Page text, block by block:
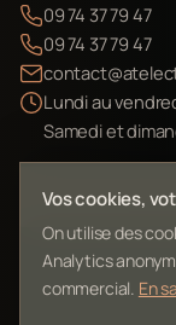
09 74 37 79 47
09 74 37 79 47
Lundi au
Samedi et
Envoyer
Vos cookies,
On utilise des
Analytics
commercial. En